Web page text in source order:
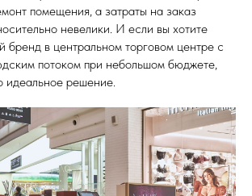
помещения, а затраты на заказ
невелики. И если вы хотите
бренд в центральном торговом центре с
потоком при небольшом бюджете,
идеальное решение.